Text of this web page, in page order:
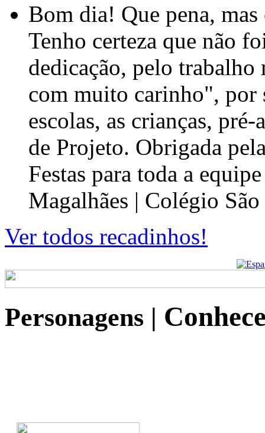
Bom dia! Que pena,
Tenho certeza que não
dedicação, pelo
com muito carinho", por
escolas, as crianças, pré-
de Projeto. Obrigada
Festas para toda a
Magalhães | Colégio
Ver todos recadinhos!
Personagens |